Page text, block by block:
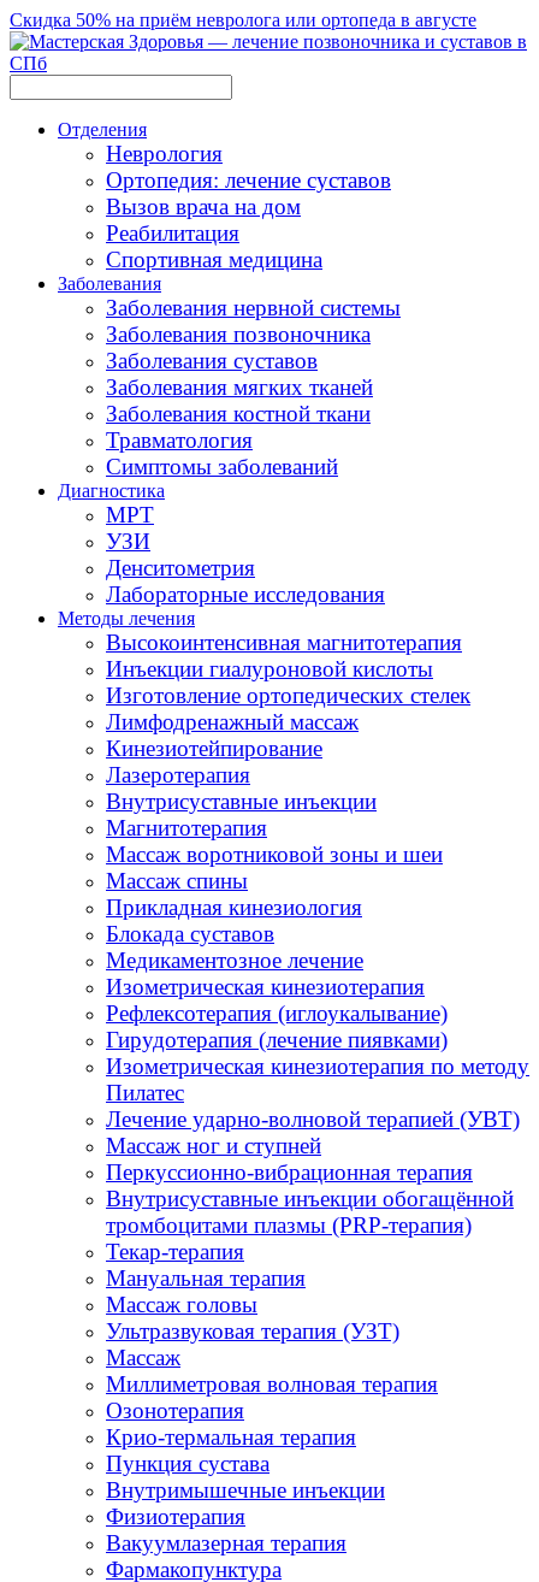
Скидка 50% на приём невролога или ортопеда в августе
Отделения
Неврология
Ортопедия: лечение суставов
Вызов врача на дом
Реабилитация
Спортивная медицина
Заболевания
Заболевания нервной системы
Заболевания позвоночника
Заболевания суставов
Заболевания мягких тканей
Заболевания костной ткани
Травматология
Симптомы заболеваний
Диагностика
МРТ
УЗИ
Денситометрия
Лабораторные исследования
Методы лечения
Высокоинтенсивная магнитотерапия
Инъекции гиалуроновой кислоты
Изготовление ортопедических стелек
Лимфодренажный массаж
Кинезиотейпирование
Лазеротерапия
Внутрисуставные инъекции
Магнитотерапия
Массаж воротниковой зоны и шеи
Массаж спины
Прикладная кинезиология
Блокада суставов
Медикаментозное лечение
Изометрическая кинезиотерапия
Рефлексотерапия (иглоукалывание)
Гирудотерапия (лечение пиявками)
Изометрическая кинезиотерапия по методу
Пилатес
Лечение ударно-волновой терапией (УВТ)
Массаж ног и ступней
Перкуссионно-вибрационная терапия
Внутрисуставные инъекции обогащённой
тромбоцитами плазмы (PRP-терапия)
Текар-терапия
Мануальная терапия
Массаж головы
Ультразвуковая терапия (УЗТ)
Массаж
Миллиметровая волновая терапия
Озонотерапия
Крио-термальная терапия
Пункция сустава
Внутримышечные инъекции
Физиотерапия
Вакуумлазерная терапия
Фармакопунктура